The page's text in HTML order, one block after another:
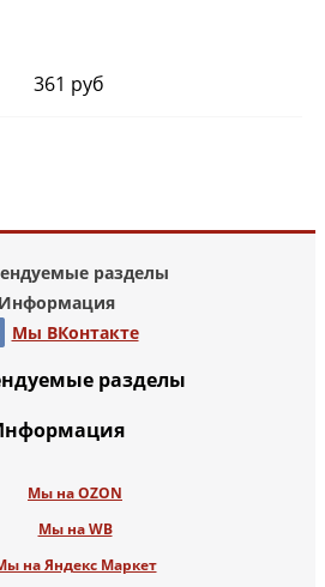
361 руб
разделы
Информация
Мы ВКонтакте
разделы
Мы на OZON
Мы на WB
на Яндекс Маркет